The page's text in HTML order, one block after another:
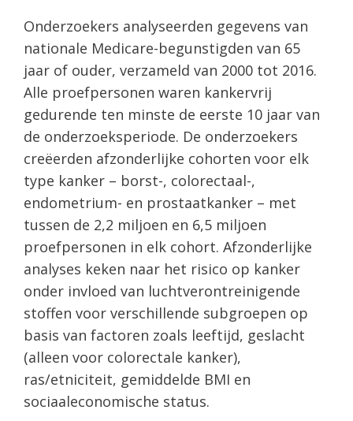
Onderzoekers analyseerden gegevens van
nationale Medicare-begunstigden van 65
jaar of ouder, verzameld van 2000 tot 2016.
Alle proefpersonen waren kankervrij
gedurende ten minste de eerste 10 jaar van
de onderzoeksperiode. De onderzoekers
creëerden afzonderlijke cohorten voor elk
type kanker – borst-, colorectaal-,
endometrium- en prostaatkanker – met
tussen de 2,2 miljoen en 6,5 miljoen
proefpersonen in elk cohort. Afzonderlijke
analyses keken naar het risico op kanker
onder invloed van luchtverontreinigende
stoffen voor verschillende subgroepen op
basis van factoren zoals leeftijd, geslacht
(alleen voor colorectale kanker),
ras/etniciteit, gemiddelde BMI en
sociaaleconomische status.